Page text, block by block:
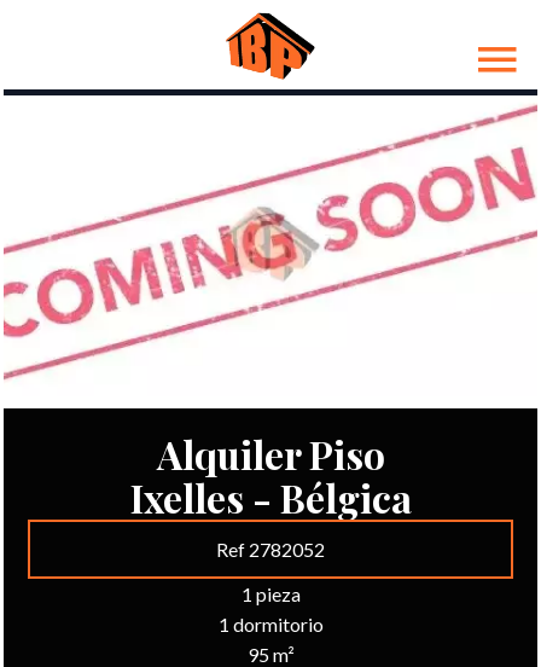
Alquiler Piso
Ixelles - Bélgica
Ref 2782052
1 pieza
1 dormitorio
95 m²